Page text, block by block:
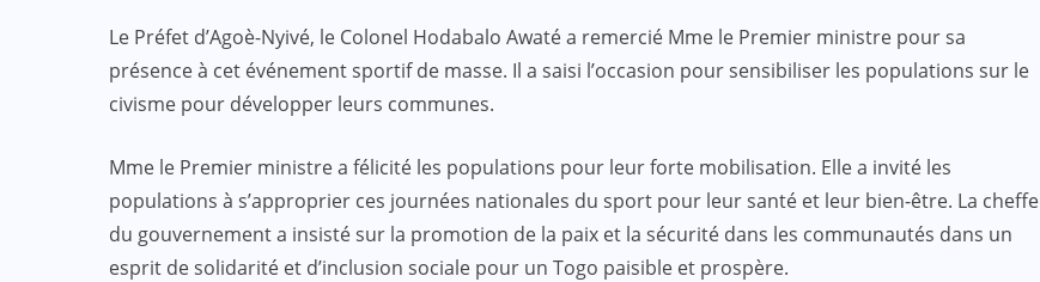
Le Préfet d’Agoè-Nyivé, le Colonel Hodabalo Awaté a remercié Mme le Premier ministre pour sa
présence à cet événement sportif de masse. Il a saisi l’occasion pour sensibiliser les populations sur le
civisme pour développer leurs communes.
Mme le Premier ministre a félicité les populations pour leur forte mobilisation. Elle a invité les
populations à s’approprier ces journées nationales du sport pour leur santé et leur bien-être. La cheffe
du gouvernement a insisté sur la promotion de la paix et la sécurité dans les communautés dans un
esprit de solidarité et d’inclusion sociale pour un Togo paisible et prospère.